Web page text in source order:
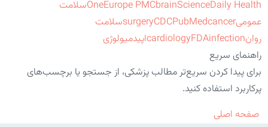
OneEurope PMCbrainScienceDaily Health
سلامت
عمومی
surgeryCDCPubMedcancer
سلامت
روان
cardiologyFDAinfection
اپیدمیولوژی
راهنمای سریع
برای پیدا کردن سریع‌تر مطالب پزشکی، از جستجو یا برچسب‌های
پرکاربرد استفاده کنید.
صفحه اصلی